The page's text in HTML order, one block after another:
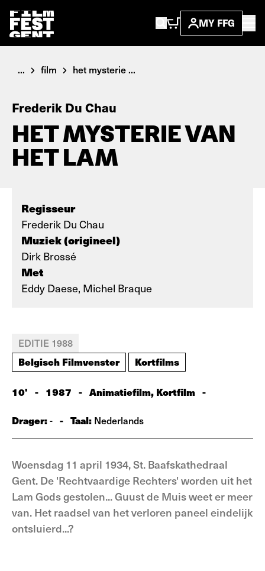
MY FFG
... film het mysterie ...
Frederik Du Chau
HET MYSTERIE VAN
HET LAM
Regisseur
Frederik Du Chau
Muziek (origineel)
Dirk Brossé
Met
Eddy Daese, Michel Braque
EDITIE 1988
Belgisch Filmvenster Kortfilms
10' - 1987 - Animatiefilm, Kortfilm -
Drager:- - Taal: Nederlands
Woensdag 11 april 1934, St. Baafskathedraal
Gent. De 'Rechtvaardige Rechters' worden uit het
Lam Gods gestolen... Guust de Muis weet er meer
van. Het raadsel van het verloren paneel eindelijk
ontsluierd...?